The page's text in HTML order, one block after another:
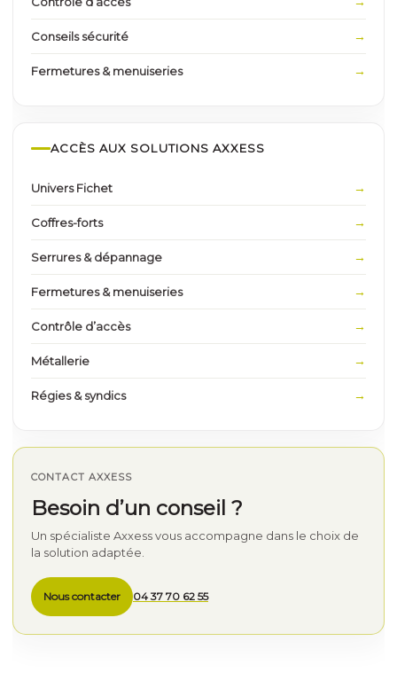
Conseils sécurité
Fermetures & menuiseries
ACCÈS AUX SOLUTIONS AXXESS
Univers Fichet
Coffres-forts
Serrures & dépannage
Fermetures & menuiseries
Contrôle d’accès
Métallerie
Régies & syndics
CONTACT AXXESS
Besoin d’un conseil ?
Un spécialiste Axxess vous accompagne dans le choix de
la solution adaptée.
Nous contacter 04 37 70 62 55